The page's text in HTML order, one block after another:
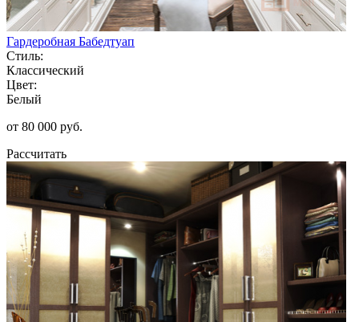
Гардеробная Бабедтуап
Стиль:
Классический
Цвет:
Белый
от 80 000 руб.
Рассчитать